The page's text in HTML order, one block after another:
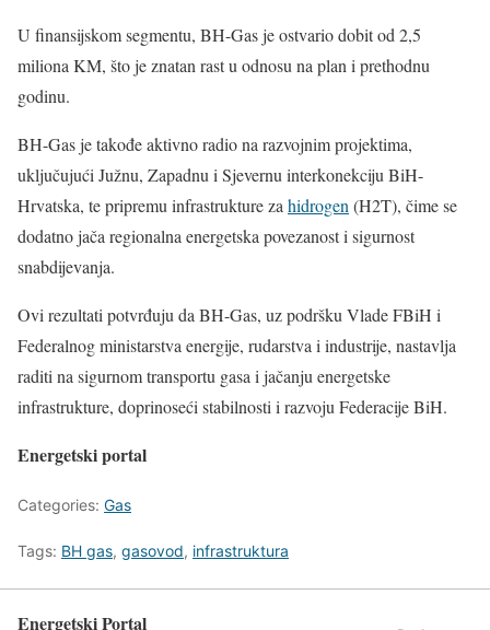
U finansijskom segmentu, BH-Gas je ostvario dobit od 2,5
miliona KM, što je znatan rast u odnosu na plan i prethodnu
godinu.
BH-Gas je takođe aktivno radio na razvojnim projektima,
uključujući Južnu, Zapadnu i Sjevernu interkonekciju BiH-
Hrvatska, te pripremu infrastrukture zahidrogen(H2T), čime se
dodatno jača regionalna energetska povezanost i sigurnost
snabdijevanja.
Ovi rezultati potvrđuju da BH-Gas, uz podršku Vlade FBiH i
Federalnog ministarstva energije, rudarstva i industrije, nastavlja
raditi na sigurnom transportu gasa i jačanju energetske
infrastrukture, doprinoseći stabilnosti i razvoju Federacije BiH.
Energetski portal
Categories: Gas
Tags: BH gas, gasovod, infrastruktura
Energetski Portal